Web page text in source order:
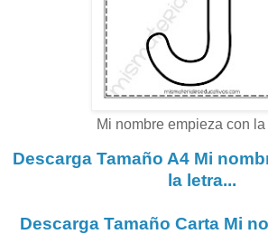
Mi nombre empieza con la
Descarga Tamaño A4 Mi
la letra...
Descarga Tamaño Carta Mi